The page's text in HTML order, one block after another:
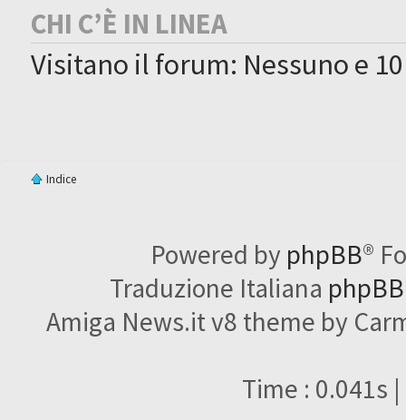
CHI C’È IN LINEA
Visitano il forum: Nessuno e
Indice
Powered by phpBB®
Traduzione Italiana
Amiga News.it v8 theme by
Time : 0.041s